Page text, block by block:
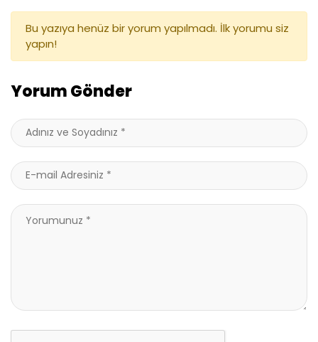
Bu yazıya henüz bir yorum yapılmadı. İlk yorumu siz
yapın!
Yorum Gönder